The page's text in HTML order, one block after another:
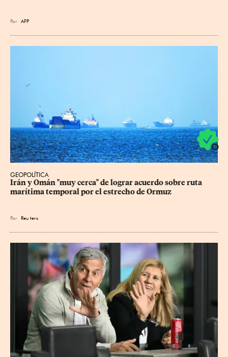
Por AFP
GEOPOLÍTICA
Irán y Omán "muy cerca" de lograr acuerdo sobre ruta
marítima temporal por el estrecho de Ormuz
Por Reu ters